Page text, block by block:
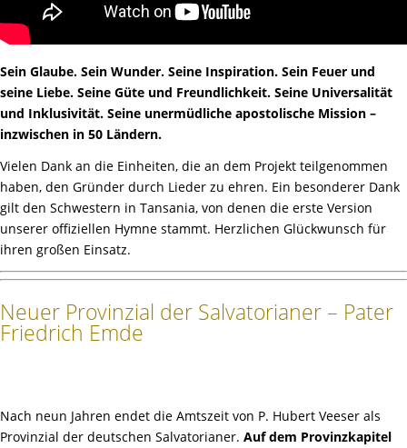
Sein Glaube. Sein Wunder. Seine Inspiration. Sein Feuer und
seine Liebe. Seine Güte und Freundlichkeit. Seine Universalität
und Inklusivität. Seine unermüdliche apostolische Mission –
inzwischen in 50 Ländern.
Vielen Dank an die Einheiten, die an dem Projekt teilgenommen
haben, den Gründer durch Lieder zu ehren. Ein besonderer Dank
gilt den Schwestern in Tansania, von denen die erste Version
unserer offiziellen Hymne stammt. Herzlichen Glückwunsch für
ihren großen Einsatz.
Neuer Provinzial der Salvatorianer – Pater
Friedrich Emde
Nach neun Jahren endet die Amtszeit von P. Hubert Veeser als
Provinzial der deutschen Salvatorianer. Auf dem Provinzkapitel